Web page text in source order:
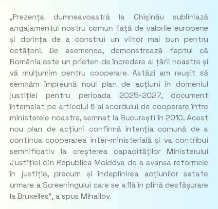
„Prezența dumneavoastră la Chișinău subliniază
angajamentul nostru comun față de valorile europene
și dorința de a construi un viitor mai bun pentru
cetățeni. De asemenea, demonstrează faptul că
România este un prieten de încredere al țării noastre și
vă mulțumim pentru cooperare. Astăzi am reușit să
semnăm împreună noul plan de acțiuni în domeniul
justiției pentru perioada 2025-2027, document
întemeiat pe articolul 6 al acordului de cooperare între
ministerele noastre, semnat la București în 2010. Acest
nou plan de acțiuni confirmă intenția comună de a
continua cooperarea inter-ministerială și va contribui
semnificativ la creșterea capacităților Ministerului
Justiției din Republica Moldova de a avansa reformele
în justiție, precum și îndeplinirea acțiunilor setate
urmare a Screeningului care se află în plină desfășurare
la Bruxelles”, a spus Mihailov.